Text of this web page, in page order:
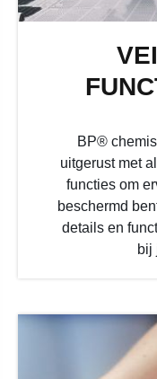
BP®
uitgerust met
functies om
beschermd
details en
bij